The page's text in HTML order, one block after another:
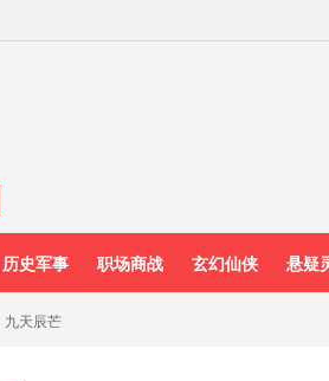
历史军事 职场商战 玄幻仙侠 悬疑
九天辰芒